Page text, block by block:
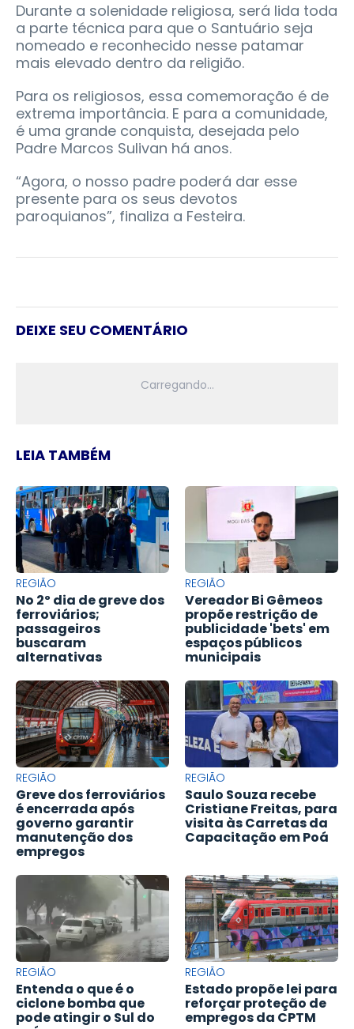
Durante a solenidade religiosa, será lida toda
a parte técnica para que o Santuário seja
nomeado e reconhecido nesse patamar
mais elevado dentro da religião.
Para os religiosos, essa comemoração é de
extrema importância. E para a comunidade,
é uma grande conquista, desejada pelo
Padre Marcos Sulivan há anos.
“Agora, o nosso padre poderá dar esse
presente para os seus devotos
paroquianos”, finaliza a Festeira.
DEIXE SEU COMENTÁRIO
LEIA TAMBÉM
REGIÃO
No 2º dia de greve dos
ferroviários;
passageiros
buscaram
alternativas
REGIÃO
Vereador Bi Gêmeos
propõe restrição de
publicidade 'bets' em
espaços públicos
municipais
REGIÃO
Greve dos ferroviários
é encerrada após
governo garantir
manutenção dos
empregos
REGIÃO
Saulo Souza recebe
Cristiane Freitas, para
visita às Carretas da
Capacitação em Poá
REGIÃO
Entenda o que é o
ciclone bomba que
pode atingir o Sul do
REGIÃO
Estado propõe lei para
reforçar proteção de
empregos da CPTM